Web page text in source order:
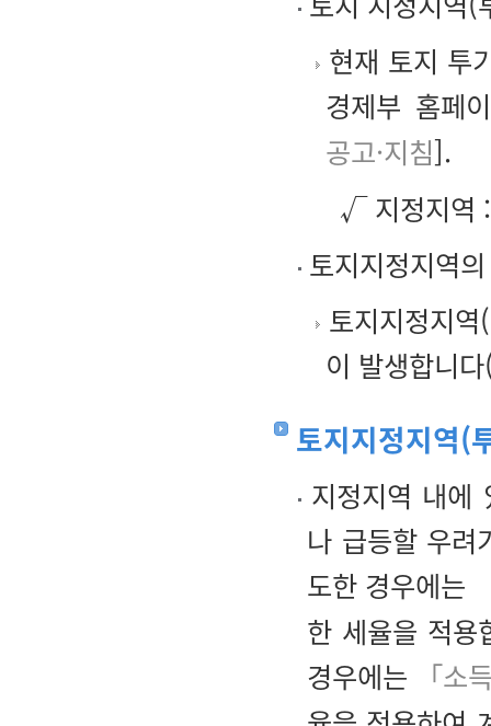
현재 토지 투
경제부 홈페
공고·지침].
√ 지정지역 :
토지지정지역
토지지정지
이 발생합니
토지지정지역(
지정지역 내에
나 급등할 우려
도한 경우에는
한 세율을 적용
경우에는
「소